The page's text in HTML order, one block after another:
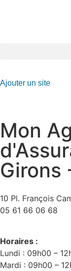
Ajouter un site
Mon
Girons
10 Pl. François
05 61 66 06 68
Horaires :
Lundi : 09h00 –
Mardi : 09h00 –